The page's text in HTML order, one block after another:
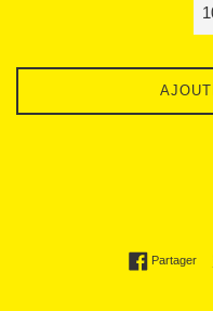
Partager